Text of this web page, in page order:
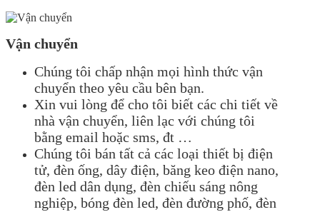
Vận chuyển
Chúng tôi chấp nhận mọi hình thức vận
chuyển theo yêu cầu bên bạn.
Xin vui lòng để cho tôi biết các chi tiết về
nhà vận chuyển, liên lạc với chúng tôi
bằng email hoặc sms, đt …
Chúng tôi bán tất cả các loại thiết bị điện
tử, đèn ống, dây điện, băng keo điện nano,
đèn led dân dụng, đèn chiếu sáng nông
nghiệp, bóng đèn led, đèn đường phố, đèn